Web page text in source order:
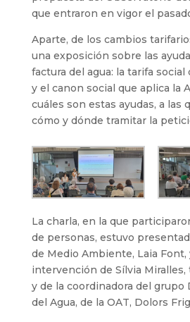
que entraron en vigor el
Aparte, de los cambios
una exposición sobre las
factura del agua: la tarifa social
y el canon social que aplica la
cuáles son estas ayudas, a las
cómo y dónde tramitar la
La charla, en la que
de personas, estuvo
de Medio Ambiente, Laia
intervención de Sílvia Miralles,
y de la coordinadora del grupo
del Agua, de la OAT, Dolors